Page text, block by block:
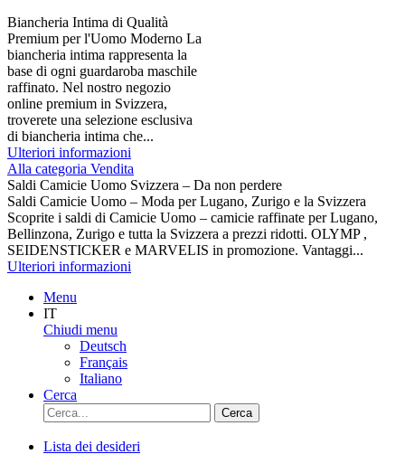
Biancheria Intima di Qualità
Premium per l'Uomo Moderno La
biancheria intima rappresenta la
base di ogni guardaroba maschile
raffinato. Nel nostro negozio
online premium in Svizzera,
troverete una selezione esclusiva
di biancheria intima che...
Ulteriori informazioni
Alla categoria Vendita
Saldi Camicie Uomo Svizzera – Da non perdere
Saldi Camicie Uomo – Moda per Lugano, Zurigo e la Svizzera
Scoprite i saldi di Camicie Uomo – camicie raffinate per Lugano,
Bellinzona, Zurigo e tutta la Svizzera a prezzi ridotti. OLYMP ,
SEIDENSTICKER e MARVELIS in promozione. Vantaggi...
Ulteriori informazioni
Menu
IT
Chiudi menu
Deutsch
Français
Italiano
Cerca
Cerca
Lista dei desideri